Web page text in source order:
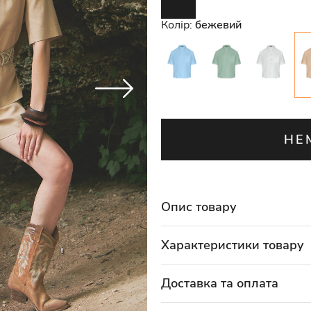
Колір: бежевий
Опис товару
Характеристики товару
Доставка та оплата